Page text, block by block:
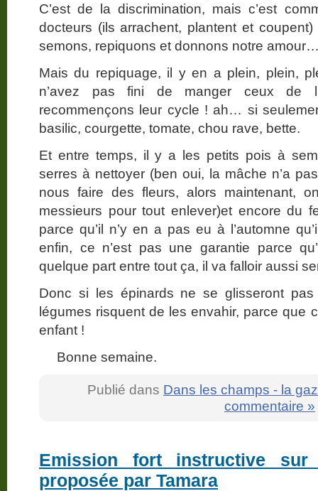
C’est de la discrimination, mais c’est
docteurs (ils arrachent, plantent et
semons, repiquons et donnons notre
Mais du repiquage, il y en a plein, plein,
n’avez pas fini de manger ceux de
recommençons leur cycle ! ah… si
basilic, courgette, tomate, chou rave, bette.
Et entre temps, il y a les petits pois à
serres à nettoyer (ben oui, la mâche n’a
nous faire des fleurs, alors maintenant,
messieurs pour tout enlever)et encore du
parce qu’il n’y en a pas eu à l’automne
enfin, ce n’est pas une garantie parce
quelque part entre tout ça, il va falloir aussi
Donc si les épinards ne se glisseront
légumes risquent de les envahir, parce que
enfant !
Bonne semaine.
Publié dans Dans les champs - la
commentaire »
Emission fort instructive sur
proposée par Tamara